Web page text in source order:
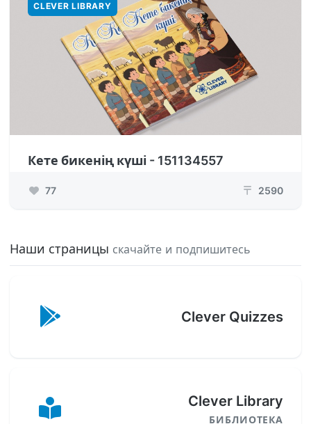
CLEVER LIBRARY
Кете бикенің күші - 151134557
77 ₸ 2590
Наши страницы скачайте и подпишитесь
Clever Quizzes
Clever Library
БИБЛИОТЕКА